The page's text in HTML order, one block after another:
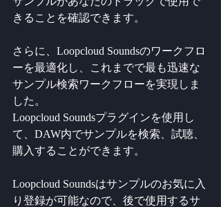
きることを確認できます。
さらに、Loopcloud Soundsのワークフロ
ーを最適化し、これまでで最も迅速な
サンプル検索ワークフローを実現しま
した。
Loopcloud Soundsプラグインを使用し
て、DAW内でサンプルを検索、試聴、
購入することができます。
Loopcloud Soundsはサンプルのお気に入
り登録が可能なので、後で使用するサ